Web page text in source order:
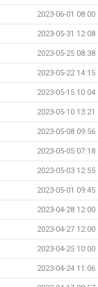
2023-06-01 08:00
2023-05-31 12:08
2023-05-25 08:38
2023-05-22 14:15
2023-05-15 10:04
2023-05-10 13:21
2023-05-08 09:56
2023-05-05 07:18
2023-05-03 12:55
2023-05-01 09:45
2023-04-28 12:00
2023-04-27 12:00
2023-04-25 10:00
2023-04-24 11:06